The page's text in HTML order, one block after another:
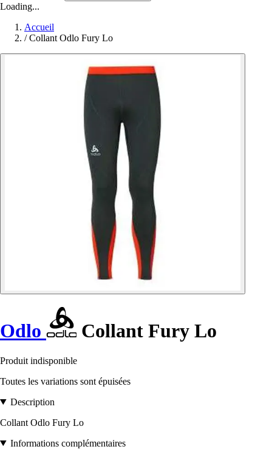
Loading...
Accueil
/ Collant Odlo Fury Lo
Odlo Collant Fury Lo
Produit indisponible
Toutes les variations sont épuisées
Description
Collant Odlo Fury Lo
Informations complémentaires